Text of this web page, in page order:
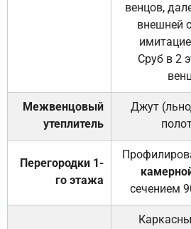
венцов,
внешней
Сруб в 2
Межвенцовый
утеплитель
Джут
Перегородки 1-
го этажа
сечением